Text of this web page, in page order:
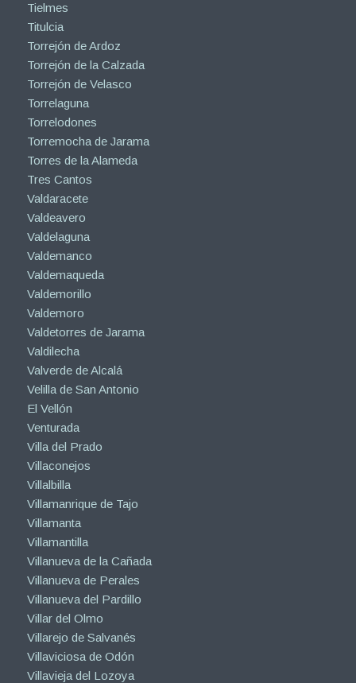
Tielmes
Titulcia
Torrejón de Ardoz
Torrejón de la Calzada
Torrejón de Velasco
Torrelaguna
Torrelodones
Torremocha de Jarama
Torres de la Alameda
Tres Cantos
Valdaracete
Valdeavero
Valdelaguna
Valdemanco
Valdemaqueda
Valdemorillo
Valdemoro
Valdetorres de Jarama
Valdilecha
Valverde de Alcalá
Velilla de San Antonio
El Vellón
Venturada
Villa del Prado
Villaconejos
Villalbilla
Villamanrique de Tajo
Villamanta
Villamantilla
Villanueva de la Cañada
Villanueva de Perales
Villanueva del Pardillo
Villar del Olmo
Villarejo de Salvanés
Villaviciosa de Odón
Villavieja del Lozoya